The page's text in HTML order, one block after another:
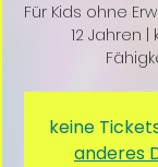
Für Kids ohne
12 Jahren
keine
anderes